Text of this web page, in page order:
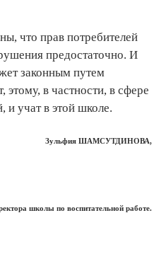
что прав потребителей
предостаточно. И
законным путем
этому, в частности, в сфере
и учат в этой школе.
Зульфия ШАМСУТДИНОВА,
школы по воспитательной работе.